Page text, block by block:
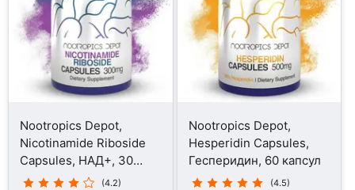
Nootropics Depot,
Nicotinamide Riboside
Capsules, НАД+, 30
капсул
(4.2)
Nootropics Depot,
Hesperidin Capsules,
Гесперидин, 60 капсул
(4.5)